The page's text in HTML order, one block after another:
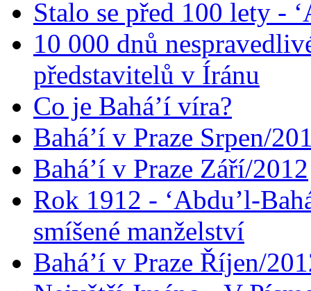
Stalo se před 100 lety -
10 000 dnů
představitelů v Íránu
Co je Bahá’í víra?
Bahá’í v Praze Srpen/
Bahá’í v Praze Září/2012
Rok 1912 - ‘Abdu’l-
smíšené manželství
Bahá’í v Praze Říjen/